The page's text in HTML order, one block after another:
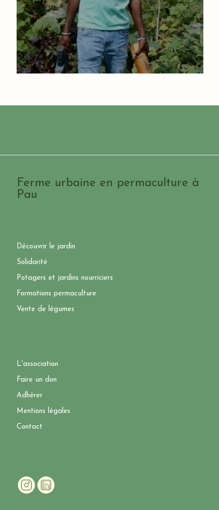
Ferme urbaine en permaculture à
Pau
Découvrir le jardin
Solidarité
Potagers et jardins nourriciers
Formations permaculture
Vente de légumes
L'association
Faire un don
Adhérer
Mentions légales
Contact